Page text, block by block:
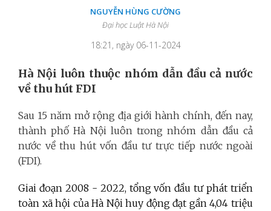
NGUYỄN HÙNG CƯỜNG
Đại học Luật Hà Nội
18:21, ngày 06-11-2024
Hà Nội luôn thuộc nhóm dẫn đầu cả nước
về thu hút FDI
Sau 15 năm mở rộng địa giới hành chính, đến nay,
thành phố Hà Nội luôn trong nhóm dẫn đầu cả
nước về thu hút vốn đầu tư trực tiếp nước ngoài
(FDI).
Giai đoạn 2008 - 2022, tổng vốn đầu tư phát triển
toàn xã hội của Hà Nội huy động đạt gần 4,04 triệu